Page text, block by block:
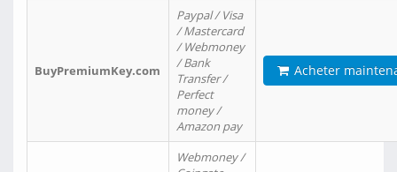
BuyPremiumKey.com
Paypal / Visa
/ Mastercard
/ Webmoney
/ Bank
Transfer /
Perfect
money /
Amazon pay
Acheter
Webmoney /